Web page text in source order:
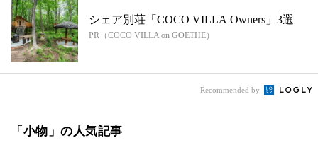
シェア別荘「COCO VILLA Owners」3選
PR（COCO VILLA on GOETHE）
Recommended by
「小物」の人気記事